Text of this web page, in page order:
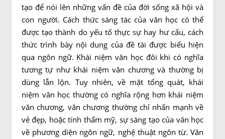
tạo để nói lên những vấn đề của đời sống xã hội và
con người. Cách thức sáng tác của văn học có thể
được tạo thành do yếu tố thực sự hay hư cấu, cách
thức trình bày nội dung của đề tài được biểu hiện
qua ngôn ngữ. Khái niệm văn học đôi khi có nghĩa
tương tự như khái niệm văn chương và thường bị
dùng lẫn lộn. Tuy nhiên, về mặt tổng quát, khái
niệm văn học thường có nghĩa rộng hơn khái niệm
văn chương, văn chương thường chỉ nhấn mạnh về
vẻ đẹp, hoặc tính thẩm mỹ, sự sáng tạo của văn học
về phương diện ngôn ngữ, nghệ thuật ngôn từ. Văn